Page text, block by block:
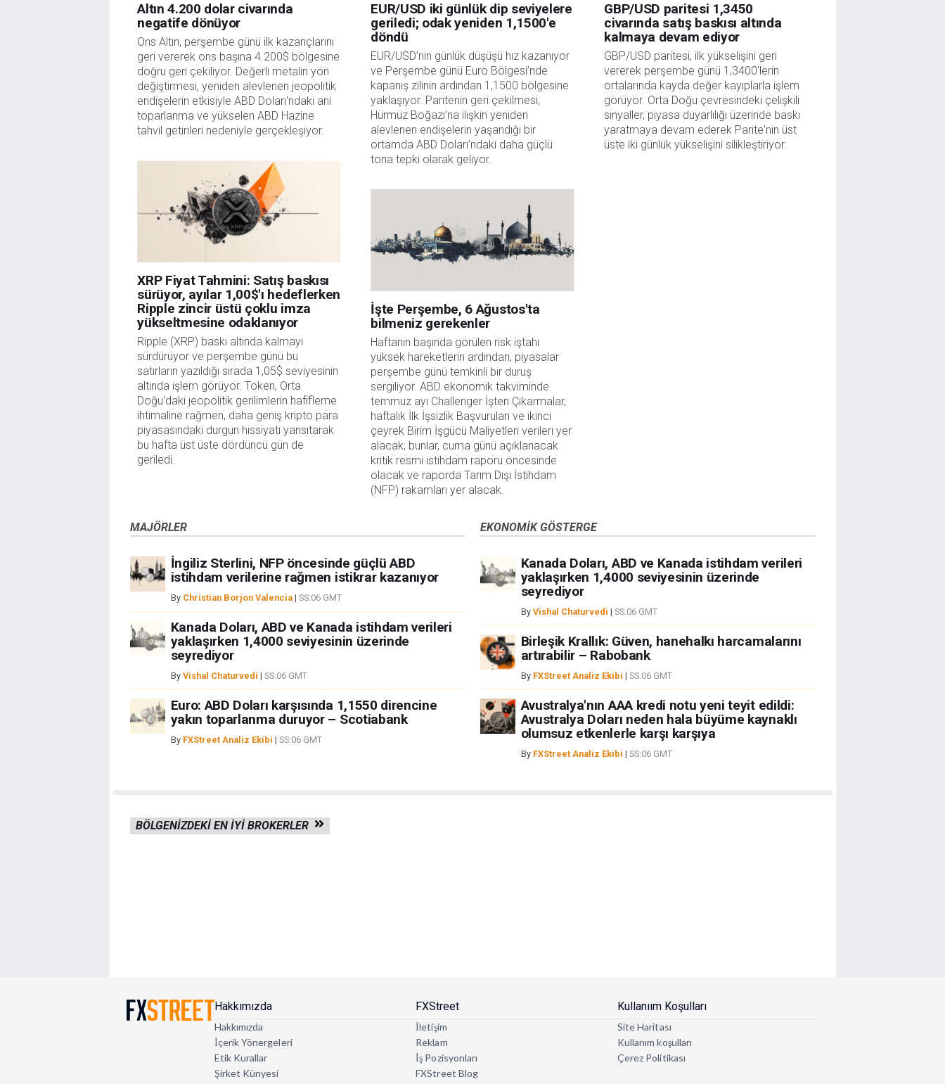
Altın 4.200 dolar civarında
negatife dönüyor
Ons Altın, perşembe günü ilk kazançlarını
geri vererek ons başına 4.200$ bölgesine
doğru geri çekiliyor. Değerli metalin yön
değiştirmesi, yeniden alevlenen jeopolitik
endişelerin etkisiyle ABD Doları'ndaki ani
toparlanma ve yükselen ABD Hazine
tahvil getirileri nedeniyle gerçekleşiyor.
XRP Fiyat Tahmini: Satış baskısı
sürüyor, ayılar 1,00$'ı hedeflerken
Ripple zincir üstü çoklu imza
yükseltmesine odaklanıyor
Ripple (XRP) baskı altında kalmayı
sürdürüyor ve perşembe günü bu
satırların yazıldığı sırada 1,05$ seviyesinin
altında işlem görüyor. Token, Orta
Doğu'daki jeopolitik gerilimlerin hafifleme
ihtimaline rağmen, daha geniş kripto para
piyasasındaki durgun hissiyatı yansıtarak
bu hafta üst üste dördüncü gün de
geriledi.
EUR/USD iki günlük dip seviyelere
geriledi; odak yeniden 1,1500'e
döndü
EUR/USD’nin günlük düşüşü hız kazanıyor
ve Perşembe günü Euro Bölgesi’nde
kapanış zilinin ardından 1,1500 bölgesine
yaklaşıyor. Paritenin geri çekilmesi,
Hürmüz Boğazı’na ilişkin yeniden
alevlenen endişelerin yaşandığı bir
ortamda ABD Doları’ndaki daha güçlü
tona tepki olarak geliyor.
İşte Perşembe, 6 Ağustos'ta
bilmeniz gerekenler
Haftanın başında görülen risk iştahı
yüksek hareketlerin ardından, piyasalar
perşembe günü temkinli bir duruş
sergiliyor. ABD ekonomik takviminde
temmuz ayı Challenger İşten Çıkarmalar,
haftalık İlk İşsizlik Başvuruları ve ikinci
çeyrek Birim İşgücü Maliyetleri verileri yer
alacak; bunlar, cuma günü açıklanacak
kritik resmi istihdam raporu öncesinde
olacak ve raporda Tarım Dışı İstihdam
(NFP) rakamları yer alacak.
GBP/USD paritesi 1,3450
civarında satış baskısı altında
kalmaya devam ediyor
GBP/USD paritesi, ilk yükselişini geri
vererek perşembe günü 1,3400'lerin
ortalarında kayda değer kayıplarla işlem
görüyor. Orta Doğu çevresindeki çelişkili
sinyaller, piyasa duyarlılığı üzerinde baskı
yaratmaya devam ederek Parite'nin üst
üste iki günlük yükselişini silikleştiriyor.
MAJÖRLER
İngiliz Sterlini, NFP öncesinde güçlü ABD
istihdam verilerine rağmen istikrar kazanıyor
By Christian Borjon Valencia| SS:06 GMT
Kanada Doları, ABD ve Kanada istihdam verileri
yaklaşırken 1,4000 seviyesinin üzerinde
seyrediyor
By Vishal Chaturvedi | SS:06 GMT
Euro: ABD Doları karşısında 1,1550 direncine
yakın toparlanma duruyor – Scotiabank
By FXStreet Analiz Ekibi | SS:06 GMT
EKONOMIK GÖSTERGE
Kanada Doları, ABD ve Kanada istihdam verileri
yaklaşırken 1,4000 seviyesinin üzerinde
seyrediyor
By Vishal Chaturvedi | SS:06 GMT
Birleşik Krallık: Güven, hanehalkı harcamalarını
artırabilir – Rabobank
By FXStreet Analiz Ekibi | SS:06 GMT
Avustralya'nın AAA kredi notu yeni teyit edildi:
Avustralya Doları neden hala büyüme kaynaklı
olumsuz etkenlerle karşı karşıya
By FXStreet Analiz Ekibi | SS:06 GMT
BÖLGENIZDEKI EN IYI BROKERLER
Hakkımızda
Hakkımızda
İçerik Yönergeleri
Etik Kurallar
Şirket Künyesi
FXStreet
İletişim
Reklam
İş Pozisyonları
FXStreet Blog
Kullanıım Koşulları
Site Haritası
Kullanım koşulları
Çerez Politikası